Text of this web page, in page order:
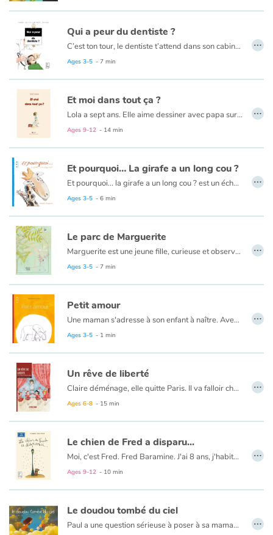
Qui a peur du dentiste ?
C’est ton tour, le dentiste t’attend dans son cabinet de tortures. Il a un masque blanc sur la figure. Il a mis en vitrine toute une collection de dents…Comment échapper à ce monstre sanguinaire ?
Ages 3-5 - 7 min
…
Et moi dans tout ça ?
Lola a sept ans. Elle aime dessiner avec papa sur la grande table du salon, aller au zoo de Vincennes avec sa maman et manger des gaufres saupoudrées de sucreglace. Elle aime son lapin Léopold tout abîmé, sa copine Maou et les courses d'escargots sous la pluie. Elle aime aussi les histoires qui font peur, surtout les histoires de sorcières.
Ages 9-12 - 14 min
…
Et pourquoi… La girafe a un long cou ?
Et pourquoi... la girafe a un long cou ? est un échange de questions/réponses entre un jeune enfant et sa maman à propos du long cou de la girafe. Au moment où l’adulte est à court d’arguments, l’enfant prend le relais, fournissant ses propres réponses, moins académiques certes, mais pleines d’imagination.
Ages 3-5 - 6 min
…
Le parc de Marguerite
Marguerite est une jeune fille, curieuse et observatrice du monde. Comme sa maman, elle aime beaucoup se rendre au parc pour y observer la nature: les arbres et leur feuillage, mais aussi les gens qui s’y promènent avec leurs chiens. Malheureusement, sa maman doit rester à la maison, au lit. Comment faire, pour qu’elle puisse continuer à profiter du spectacle de la nature et à rire de la ressemblance entre les chiens et leur maîtres ? La petite Marguerite trouvera une solution. Si sa maman ne peut pas aller au parc, le parc se déplacera chez elle…
Ages 3-5 - 7 min
…
Petit amour
Une maman s'adresse à son enfant à naître. Avec des mots tendres, elle lui dit ce qu'elle ressent et combien il est attendu.
Ages 3-5 - 1 min
…
Un rêve de liberté
Claire déménage, elle quitte Paris. Il va falloir changer d’école, s’adapter et se refaire des amis. La mère de Claire est médecin, elle sera la première femme médecin de la ville. Tandis que Claire, elle, rêve de devenir majorette, une Etoile Filante comme Sylvie, sa meilleure amie. La maman de Sylvie rêve de venir pâtissière mais son mari ne souhaite pas qu’elle travaille. En 1965, en France, il n’est pas facile pour les femmes de travailler mais la société change.
Ages 6-8 - 15 min
…
Le chien de Fred a disparu...
Moi, c'est Fred. Fred Baramine. J'ai 8 ans, j'habite 7 rue Cénou avec Maman et Toufou, mon épagneul-teckel-basset-corniaud-à-poils-roux-préféré. L'autre soir, en allant à la boulangerie, j'ai laissé mon chien sur le trottoir. Et quand j'en suis sorti, mon chien adoré avait disparu ! J'étais désespéré...
Ages 9-12 - 10 min
…
Le doudou tombé du ciel
Paul a une question sérieuse à poser à sa maman, comment fait-on les doudous ? Celle-ci va lui raconter la naissance des doudous, mais Paul doit l'aider. Il imagine qui les colore, qui leur donne leur forme et qui les descend du ciel. Maintenant qu'il connaît le secret des doudous, Paul s'endort pour faire des rêves tout en couleurs. …